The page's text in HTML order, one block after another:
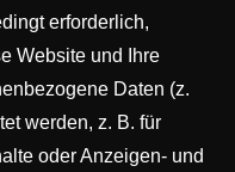
erforderlich,
Website und Ihre
Daten (z.
werden, z. B. für
oder Anzeigen- und